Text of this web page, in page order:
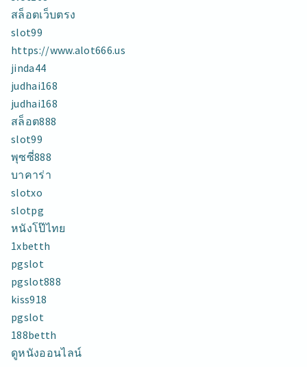
สล็อตเว็บตรง
slot99
https://www.alot666.us
jinda44
judhai168
judhai168
สล็อต888
slot99
พุซซี่888
บาคาร่า
slotxo
slotpg
หนังโป๊ไทย
1xbetth
pgslot
pgslot888
kiss918
pgslot
188betth
ดูหนังออนไลน์